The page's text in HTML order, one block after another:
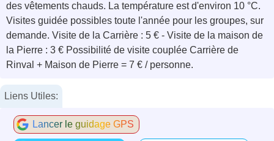
des vêtements chauds. La température est d'environ 10 °C.
Visites guidée possibles toute l'année pour les groupes, sur
demande. Visite de la Carrière : 5 € - Visite de la maison de
la Pierre : 3 € Possibilité de visite couplée Carrière de
Rinval + Maison de Pierre = 7 € / personne.
Liens Utiles:
Lancer le guidage GPS